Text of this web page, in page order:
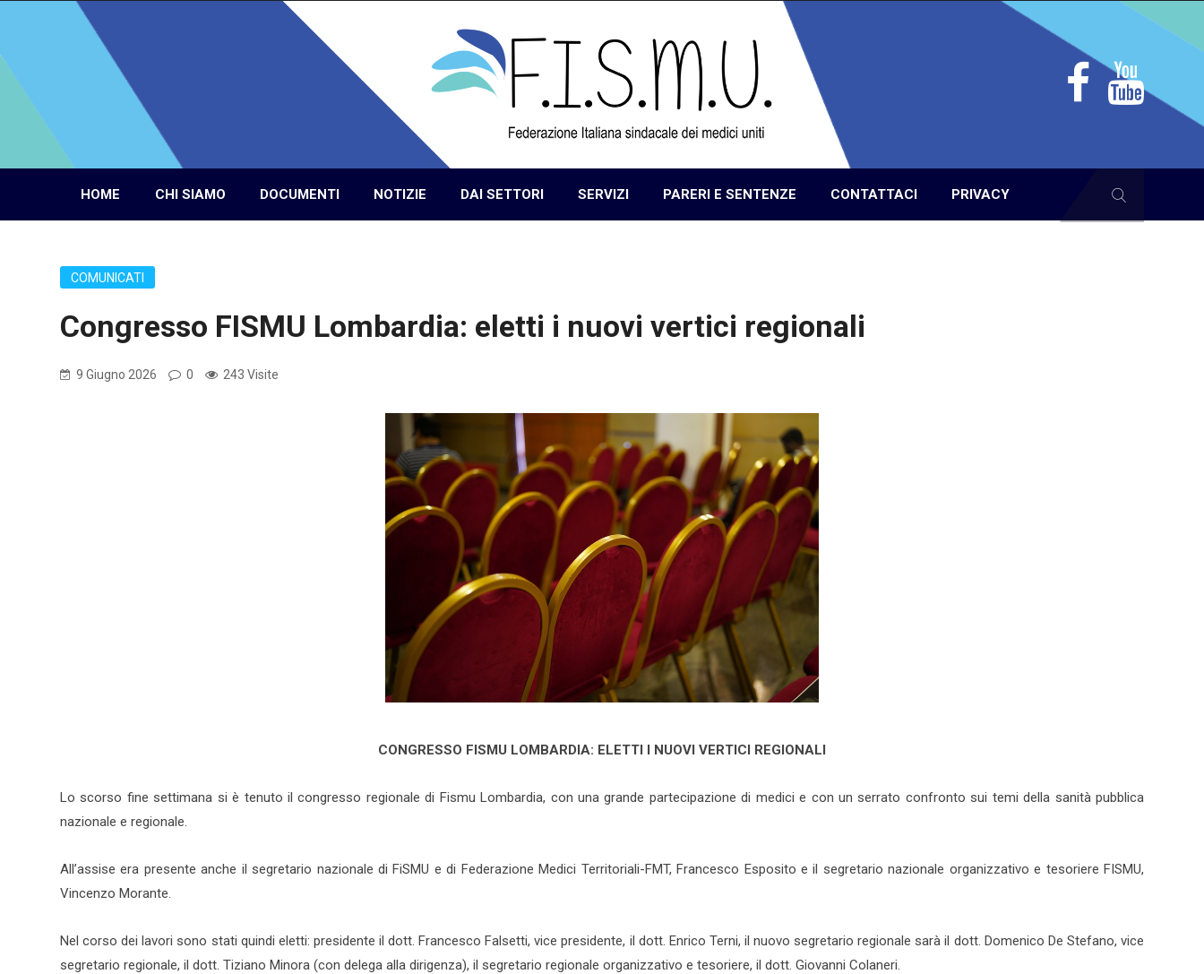
HOME CHI SIAMO DOCUMENTI NOTIZIE DAI SETTORI SERVIZI PARERI E SENTENZE CONTATTACI PRIVACY
COMUNICATI
Congresso FISMU Lombardia: eletti i nuovi vertici regionali
9 Giugno 2026 0 243 Visite
CONGRESSO FISMU LOMBARDIA: ELETTI I NUOVI VERTICI REGIONALI
Lo scorso fine settimana si è tenuto il congresso regionale di Fismu Lombardia, con una grande partecipazione di medici e con un serrato confronto sui temi della sanità pubblica
nazionale e regionale.
All’assise era presente anche il segretario nazionale di FiSMU e di Federazione Medici Territoriali-FMT, Francesco Esposito e il segretario nazionale organizzativo e tesoriere FISMU,
Vincenzo Morante.
Nel corso dei lavori sono stati quindi eletti: presidente il dott. Francesco Falsetti, vice presidente, il dott. Enrico Terni, il nuovo segretario regionale sarà il dott. Domenico De Stefano, vice
segretario regionale, il dott. Tiziano Minora (con delega alla dirigenza), il segretario regionale organizzativo e tesoriere, il dott. Giovanni Colaneri.